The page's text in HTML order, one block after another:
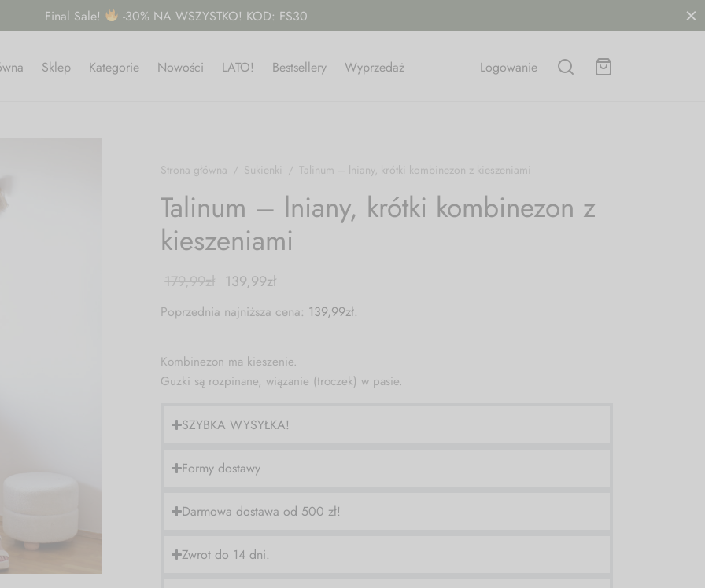
Final Sale! -30% NA WSZYSTKO! KOD: FS30
Sklep Kategorie Nowości LATO! Bestsellery Wyprzedaż Logowanie
Strona główna / Sukienki / Talinum – lniany, krótki kombinezon z kieszeniami
Talinum – lniany, krótki kombinezon z
kieszeniami
179,99zł 139,99zł
Poprzednia najniższa cena: 139,99zł.
Kombinezon ma kieszenie.
Guzki są rozpinane, wiązanie (troczek) w pasie.
SZYBKA WYSYŁKA!
Formy dostawy
Darmowa dostawa od 500 zł!
Zwrot do 14 dni.